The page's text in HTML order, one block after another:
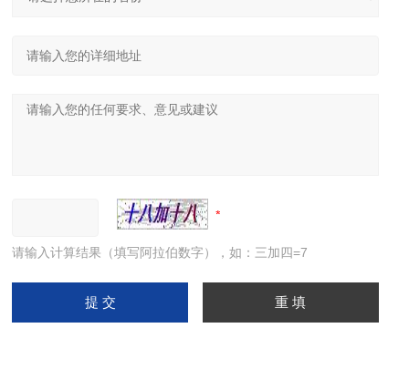
请输入计算结果（填写阿拉伯数字），如：三加四=7